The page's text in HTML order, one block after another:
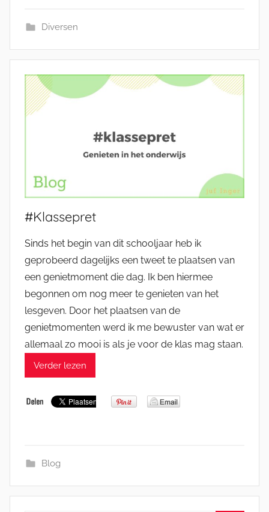
Diversen
#Klassepret
Sinds het begin van dit schooljaar heb ik
geprobeerd dagelijks een tweet te plaatsen van
een genietmoment die dag. Ik ben hiermee
begonnen om nog meer te genieten van het
lesgeven. Door het plaatsen van de
genietmomenten werd ik me bewuster van wat er
allemaal zo mooi is als je voor de klas mag staan.
Verder lezen
Blog